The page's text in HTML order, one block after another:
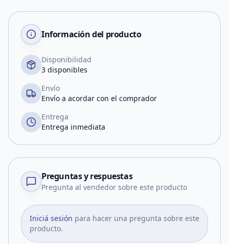
Información del producto
Disponibilidad
3 disponibles
Envío
Envío a acordar con el comprador
Entrega
Entrega inmediata
Preguntas y respuestas
Pregunta al vendedor sobre este producto
Iniciá sesión para hacer una pregunta sobre este
producto.